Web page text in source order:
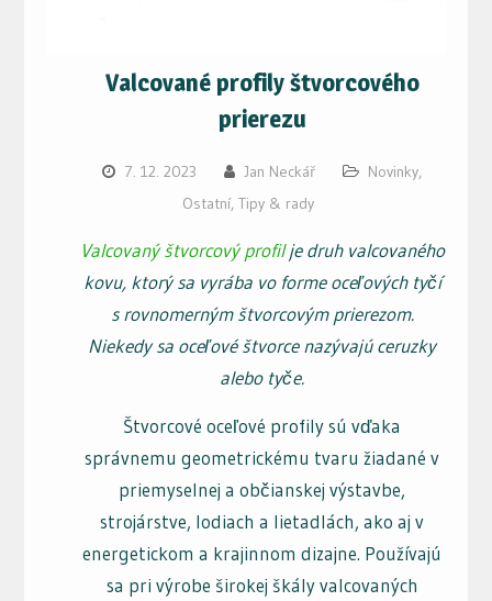
Valcované profily štvorcového
prierezu
7. 12. 2023 Jan Neckář Novinky,
Ostatní,Tipy & rady
Valcovaný štvorcový profilje druh valcovaného
kovu, ktorý sa vyrába vo forme oceľových tyčí
s rovnomerným štvorcovým prierezom.
Niekedy sa oceľové štvorce nazývajú ceruzky
alebo tyče.
Štvorcové oceľové profily sú vďaka
správnemu geometrickému tvaru žiadané v
priemyselnej a občianskej výstavbe,
strojárstve, lodiach a lietadlách, ako aj v
energetickom a krajinnom dizajne. Používajú
sa pri výrobe širokej škály valcovaných